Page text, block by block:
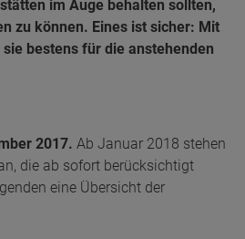
im Auge behalten sollten,
zu können. Eines ist sicher: Mit
bestens für die anstehenden
2017. Ab Januar 2018 stehen
die ab sofort berücksichtigt
eine Übersicht der